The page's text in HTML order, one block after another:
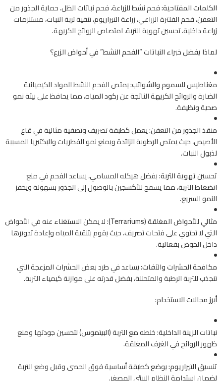
الكلمات المفتاحية:فحم نشط للزراعة، فحم نباتات الظل، حماية الجذور من
التعفن، فحم الفلترة الزراعي، زراعة التيراريوم، تنقية تربة النبات، مستلزمات
زراعة داخلية، تحسين تهوية التربة، امتصاص الروائح الكريهة.
لماذا يفضل خبراء النباتات “الفحم النشط” في أحواض الزرع؟
مغناطيس للسموم والشوائب:يمتص الفحم النشط المواد الكيميائية
الضارة والروائح الكريهة الناتجة عن ركود المياه، مما يحافظ على بيئة نمو
صحية ونظيفة.
منقذ الجذور من التعفن:يعمل كطبقة تصريف وتصفية مثالية في قاع
الأصيص، حيث يمتص الرطوبة الزائدة ويمنع نمو الفطريات والبكتيريا المسببة
لذبول النبات.
تحسين تهوية التربة:بفضل هيكله المسامي، يساعد الفحم في منع
انضغاط التربة، مما يسمح للأكسجين بالوصول إلى الجذور بسهولة ويحفز
النمو السريع.
مثالي للأحواض المغلقة (Terrariums):
لا يمكن الاستغناء عنه في الأحواض
التي لا تحتوي على فتحات تصريف، حيث يقوم بتنقية المياه وإعادة تدويرها
داخل الحوض بفعالية.
مكافحة الحشرات والآفات:يساعد في طرد بعض الحشرات المزعجة التي
تنجذب للتربة الرطبة والمتحللة، بفضل قدرته على موازنة كيمياء التربة.
أبرز مجالات الاستخدام:
نباتات الزينة الداخلية:خلطه مع التربة (البيتموس) لتحسين جودتها ومنع
ظهور الروائح في الغرف المغلقة.
تنسيق التيراريوم:يوضع كطبقة أساسية فوق الحصى وقبل وضع التربة
لضمان استدامة النظام البيئي المصغر.